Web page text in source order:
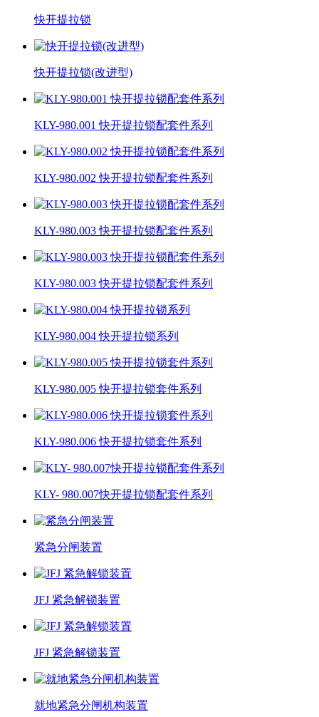
快开提拉锁
快开提拉锁(改进型)
KLY-980.001 快开提拉锁配套件系列
KLY-980.002 快开提拉锁配套件系列
KLY-980.003 快开提拉锁配套件系列
KLY-980.003 快开提拉锁配套件系列
KLY-980.004 快开提拉锁系列
KLY-980.005 快开提拉锁套件系列
KLY-980.006 快开提拉锁套件系列
KLY- 980.007快开提拉锁配套件系列
紧急分闸装置
JFJ 紧急解锁装置
JFJ 紧急解锁装置
就地紧急分闸机构装置